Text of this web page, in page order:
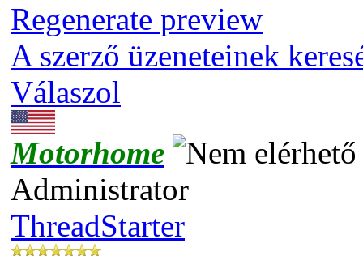
Regenerate preview
A szerző üzeneteinek
Válaszol
Motorhome
Administrator
ThreadStarter